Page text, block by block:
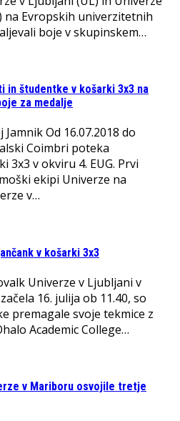
na Evropskih univerzitetnih
boje v skupinskem…
in študentke v košarki 3x3 na
za medalje
Od 16.07.2018 do
Coimbri poteka
3x3 v okviru 4. EUG. Prvi
ekipi Univerze na
v…
v košarki 3x3
Univerze v Ljubljani v
16. julija ob 11.40, so
premagale svoje tekmice z
Academic College…
v Mariboru osvojile tretje